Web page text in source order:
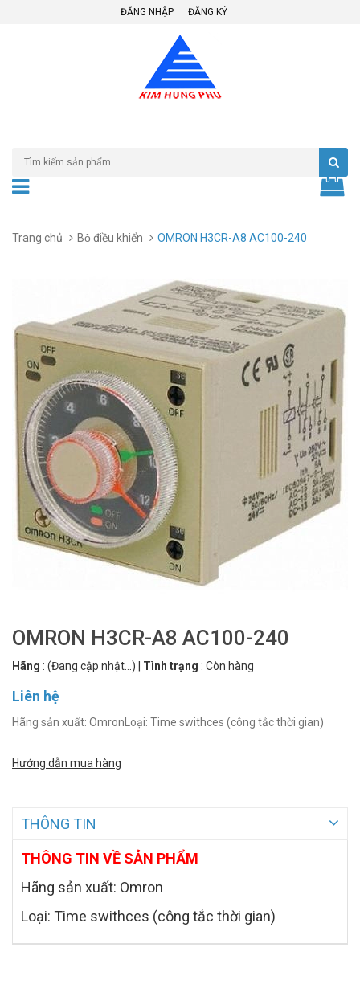
ĐĂNG NHẬP ĐĂNG KÝ
Trang chủ Bộ điều khiển OMRON H3CR-A8 AC100-240
OMRON H3CR-A8 AC100-240
Hãng : (Đang cập nhật...) Tình trạng : Còn hàng
Liên hệ
Hãng sản xuất: OmronLoại: Time swithces (công tắc thời gian)
Hướng dẫn mua hàng
THÔNG TIN
THÔNG TIN VỀ SẢN PHẨM
Hãng sản xuất: Omron
Loại: Time swithces (công tắc thời gian)